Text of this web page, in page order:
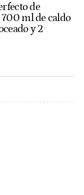
de
700 ml de caldo
y 2